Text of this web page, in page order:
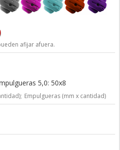
afijar afuera.
5,0: 50x8
Empulgueras (mm x cantidad)